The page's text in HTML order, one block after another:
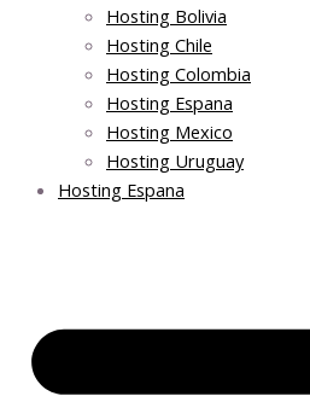
Hosting Bolivia
Hosting Chile
Hosting Colombia
Hosting Espana
Hosting Mexico
Hosting Uruguay
Hosting Espana